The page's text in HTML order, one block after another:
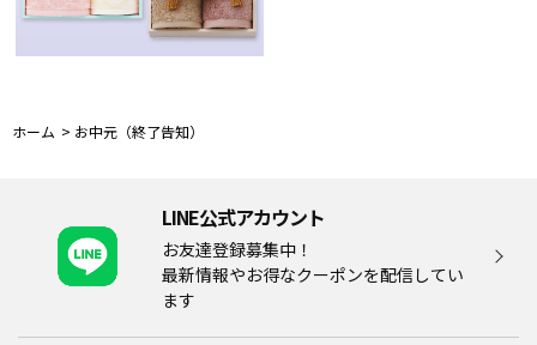
ホーム > お中元（終了告知）
LINE公式アカウント
お友達登録募集中！
最新情報やお得なクーポンを配信してい
ます